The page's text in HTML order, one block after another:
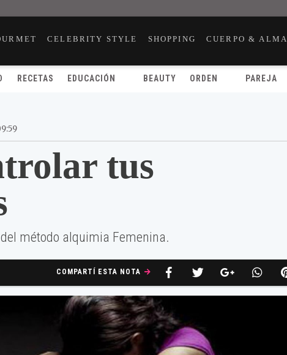
CELEBRITY STYLE SHOPPING CUERPO & ALMA
RECETAS EDUCACIÓN BEAUTY ORDEN PAREJA
tus
método alquimia Femenina.
COMPARTÍ ESTA NOTA